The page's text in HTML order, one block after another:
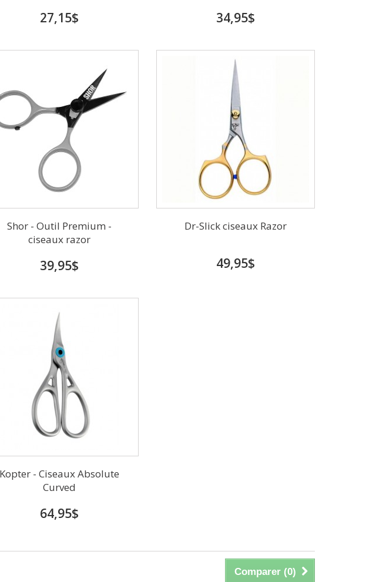
27,15$ 34,95$
Shor - Outil Premium -
ciseaux razor
39,95$
Dr-Slick ciseaux Razor
49,95$
Kopter - Ciseaux Absolute
Curved
64,95$
Comparer (0)